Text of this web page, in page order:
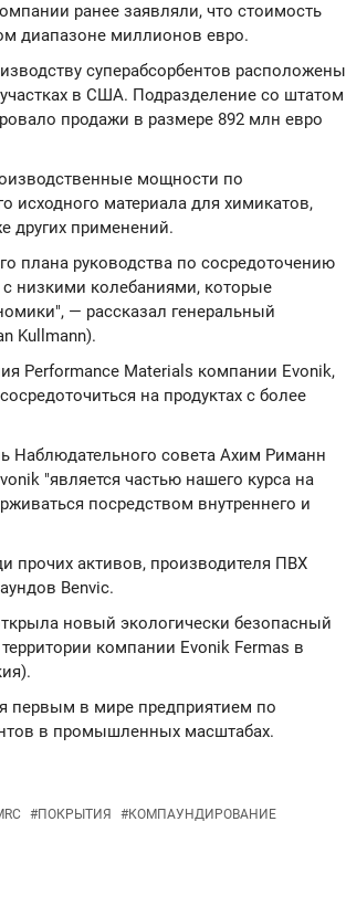
ранее заявляли, что стоимость
диапазоне миллионов евро.
суперабсорбентов расположены
в США. Подразделение со штатом
продажи в размере 892 млн евро
мощности по
исходного материала для химикатов,
других применений.
плана руководства по сосредоточению
низкими колебаниями, которые
— рассказал генеральный
Kullmann).
Performance Materials компании Evonik,
на продуктах с более
Наблюдательного совета Ахим Риманн
"является частью нашего курса на
посредством внутреннего и
прочих активов, производителя ПВХ
Benvic.
новый экологически безопасный
компании Evonik Fermas в
первым в мире предприятием по
в промышленных масштабах.
#ПОКРЫТИЯ #КОМПАУНДИРОВАНИЕ